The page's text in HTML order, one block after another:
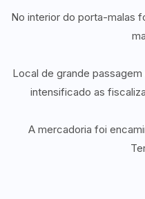
No interior do porta-malas
Local de grande
intensificado as
A mercadoria foi